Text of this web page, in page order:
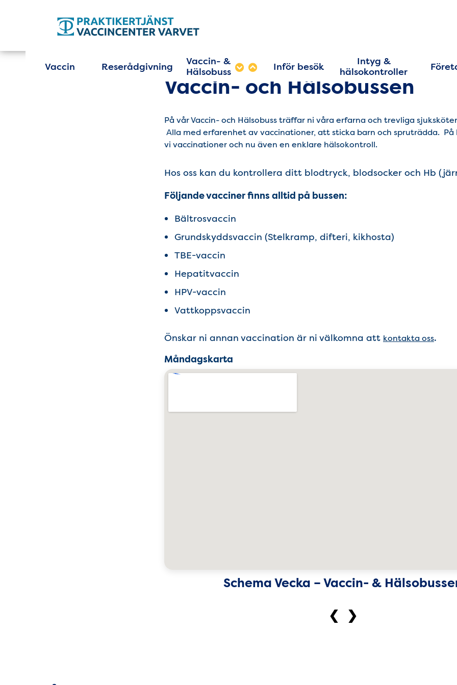
Vaccin Reserådgivning
Vaccin- &
Hälsobuss
Inför besök
Intyg &
hälsokontroller
Vaccin- och Hälsobussen
På vår Vaccin- och Hälsobuss träffar ni våra erfarna och trevliga
Alla med erfarenhet av vaccinationer, att sticka barn och spruträdda. På
vi vaccinationer och nu även en enklare hälsokontroll.
Hos oss kan du kontrollera ditt blodtryck, blodsocker och Hb
Följande vacciner finns alltid på bussen:
Bältrosvaccin
Grundskyddsvaccin (Stelkramp, difteri, kikhosta)
TBE-vaccin
Hepatitvaccin
HPV-vaccin
Vattkoppsvaccin
Önskar ni annan vaccination är ni välkomna att kontakta oss.
Måndagskarta
Schema Vecka – Vaccin- &
❮ ❯